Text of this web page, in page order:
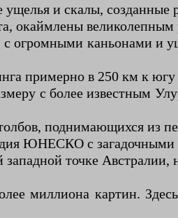
и скалы, созданные
окаймлены
огромными каньонами и
примерно в 250 км к
с более известным
поднимающихся из
ЮНЕСКО с загадочными
точке Австралии,
миллиона картин.